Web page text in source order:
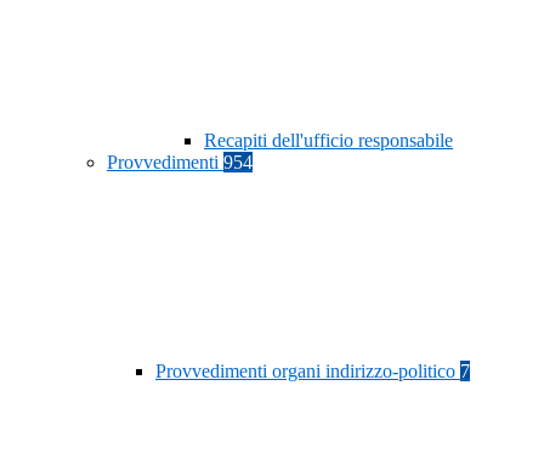
Recapiti dell'ufficio responsabile
Provvedimenti 954
Provvedimenti organi indirizzo-politico 7